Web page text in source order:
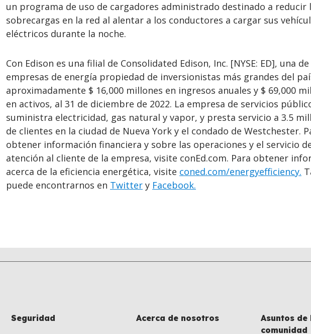
un programa de uso de cargadores administrado destinado a reducir
sobrecargas en la red al alentar a los conductores a cargar sus
eléctricos durante la noche.
Con Edison es una filial de Consolidated Edison, Inc. [NYSE: ED], una de
empresas de energía propiedad de inversionistas más grandes del
aproximadamente $ 16,000 millones en ingresos anuales y $ 69,000
en activos, al 31 de diciembre de 2022. La empresa de servicios
suministra electricidad, gas natural y vapor, y presta servicio a 3.5
de clientes en la ciudad de Nueva York y el condado de Westchester.
obtener información financiera y sobre las operaciones y el servicio
atención al cliente de la empresa, visite conEd.com. Para obtener
acerca de la eficiencia energética, visite coned.com/energyefficiency.
puede encontrarnos en Twittery Facebook.
Seguridad Acerca de nosotros
Asuntos de
comunidad